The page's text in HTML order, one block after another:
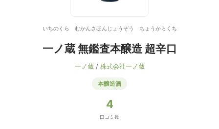
いちのくら むかんさほんじょうぞう ちょうからくち
一ノ蔵 無鑑査本醸造 超辛口
一ノ蔵/ 株式会社一ノ蔵
本醸造酒
4
口コミ数